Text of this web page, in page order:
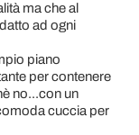
ma che al
ad ogni
piano
per contenere
no...con un
cuccia per